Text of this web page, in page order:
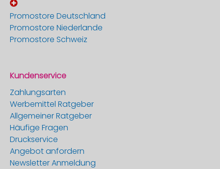
Promostore Deutschland
Promostore Niederlande
Promostore Schweiz
Kundenservice
Zahlungsarten
Werbemittel Ratgeber
Allgemeiner Ratgeber
Häufige Fragen
Druckservice
Angebot anfordern
Newsletter Anmeldung